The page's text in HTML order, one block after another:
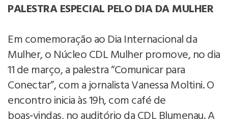
PALESTRA ESPECIAL PELO DIA DA MULHER
Em comemoração ao Dia Internacional da
Mulher, o Núcleo CDL Mulher promove, no dia
11 de março, a palestra “Comunicar para
Conectar”, com a jornalista Vanessa Moltini. O
encontro inicia às 19h, com café de